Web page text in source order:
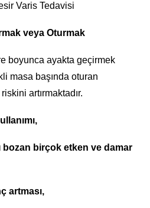
Varis Tedavisi
veya Oturmak
boyunca ayakta geçirmek
masa başında oturan
artırmaktadır.
bozan birçok etken ve damar
artması,